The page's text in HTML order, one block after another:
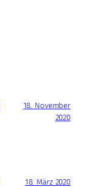
18. November
2020
18. März 2020